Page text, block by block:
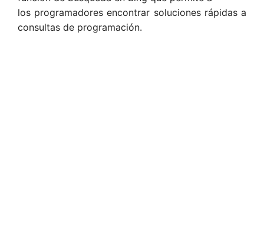
los programadores encontrar soluciones rápidas a
consultas de programación.